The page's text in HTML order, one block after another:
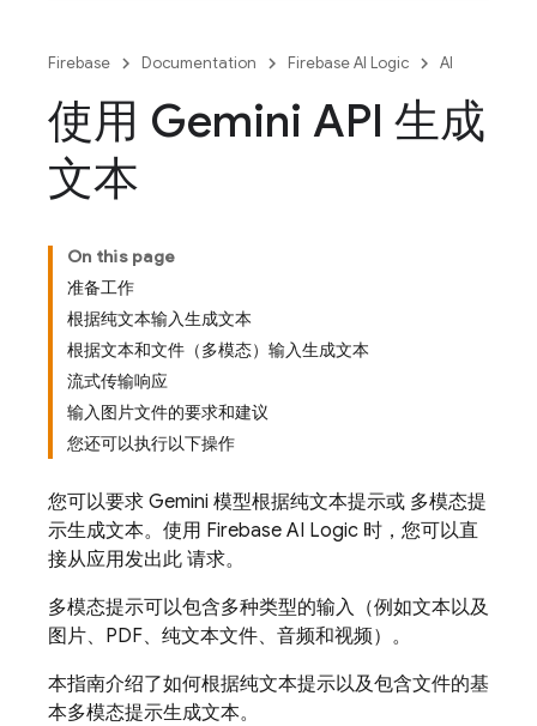
Firebase Documentation Firebase AI Logic AI
使用 Gemini API 生成
文本
On this page
准备工作
根据纯文本输入生成文本
根据文本和文件（多模态）输入生成文本
流式传输响应
输入图片文件的要求和建议
您还可以执行以下操作
您可以要求 Gemini 模型根据纯文本提示或 多模态提
示生成文本。使用 Firebase AI Logic 时，您可以直
接从应用发出此 请求。
多模态提示可以包含多种类型的输入（例如文本以及
图片、PDF、纯文本文件、音频和视频）。
本指南介绍了如何根据纯文本提示以及包含文件的基
本多模态提示生成文本。